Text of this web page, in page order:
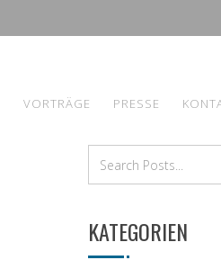
VORTRÄGE PRESSE
KATEGORIEN